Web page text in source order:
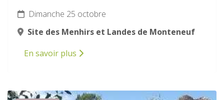
Dimanche 25 octobre
Site des Menhirs et Landes de Monteneuf
En savoir plus